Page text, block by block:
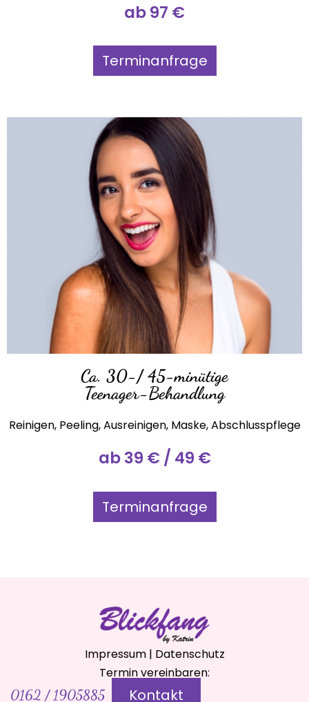
ab 97 €
Terminanfrage
Ca. 30-/ 45-minütige
Teenager-Behandlung
Reinigen, Peeling, Ausreinigen, Maske, Abschlusspflege
ab 39 € / 49 €
Terminanfrage
Impressum| Datenschutz
Termin vereinbaren:
0162 / 1905885 Kontakt